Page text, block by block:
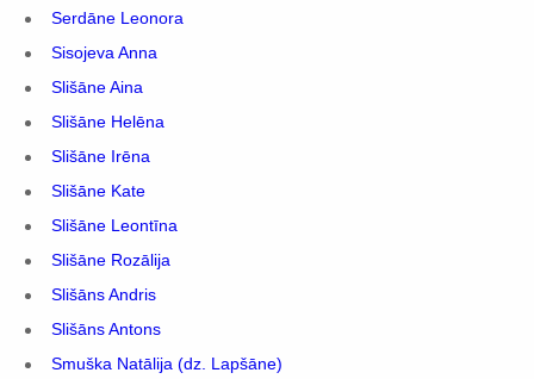
Serdāne Leonora
Sisojeva Anna
Slišāne Aina
Slišāne Helēna
Slišāne Irēna
Slišāne Kate
Slišāne Leontīna
Slišāne Rozālija
Slišāns Andris
Slišāns Antons
Smuška Natālija (dz. Lapšāne)